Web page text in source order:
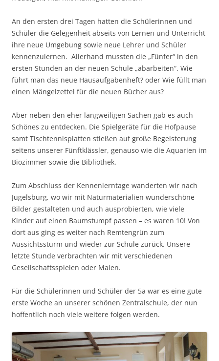
An den ersten drei Tagen hatten die Schülerinnen und
Schüler die Gelegenheit abseits von Lernen und Unterricht
ihre neue Umgebung sowie neue Lehrer und Schüler
kennenzulernen. Allerhand mussten die „Fünfer“ in den
ersten Stunden an der neuen Schule „abarbeiten“. Wie
führt man das neue Hausaufgabenheft? oder Wie füllt man
einen Mängelzettel für die neuen Bücher aus?
Aber neben den eher langweiligen Sachen gab es auch
Schönes zu entdecken. Die Spielgeräte für die Hofpause
samt Tischtennisplatten stießen auf große Begeisterung
seitens unserer Fünftklässler, genauso wie die Aquarien im
Biozimmer sowie die Bibliothek.
Zum Abschluss der Kennenlerntage wanderten wir nach
Jugelsburg, wo wir mit Naturmaterialien wunderschöne
Bilder gestalteten und auch ausprobierten, wie viele
Kinder auf einen Baumstumpf passen – es waren 10! Von
dort aus ging es weiter nach Remtengrün zum
Aussichtssturm und wieder zur Schule zurück. Unsere
letzte Stunde verbrachten wir mit verschiedenen
Gesellschaftsspielen oder Malen.
Für die Schülerinnen und Schüler der 5a war es eine gute
erste Woche an unserer schönen Zentralschule, der nun
hoffentlich noch viele weitere folgen werden.